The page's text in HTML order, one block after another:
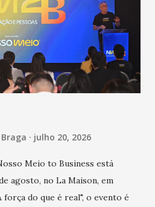
vírus diferente, com um poder de
outros coronavírus”, apontou o
uma epidemia com chance de
gerar um grande risco à
saúde. “Precisamos saber fazer a
para não so...
julho 20, 2026
Meio to Business está
agosto, no La Maison, em
do que é real", o evento é